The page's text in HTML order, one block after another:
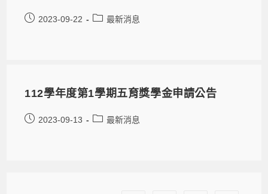
2023-09-22 最新消息
112學年度第1學期五育獎學金申請公告
2023-09-13 最新消息